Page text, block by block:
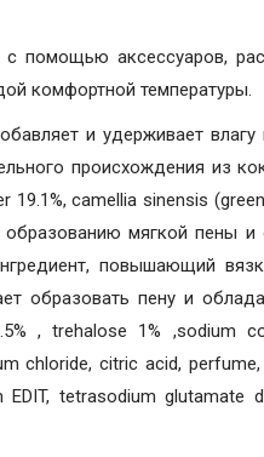
помощью аксессуаров,
комфортной температуры.
и удерживает
происхождения из
19.1%, camellia sinensis
мягкой пены и
повышающий
образовать пену и
, trehalose 1% ,sodium
chloride, citric acid,
EDIT, tetrasodium glutamate